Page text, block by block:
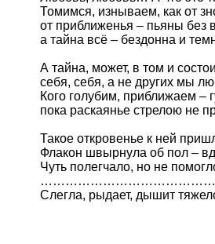
Томимся, изнываем, как от
от приближенья – пьяны без
а тайна всё – бездонна и
А тайна, может, в том и
себя, себя, а не других мы
Кого голубим, приближаем –
пока раскаянье стрелою не
Такое откровенье к ней
Флакон швырнула об пол –
Чуть полегчало, но не
Слегла, рыдает, дышит